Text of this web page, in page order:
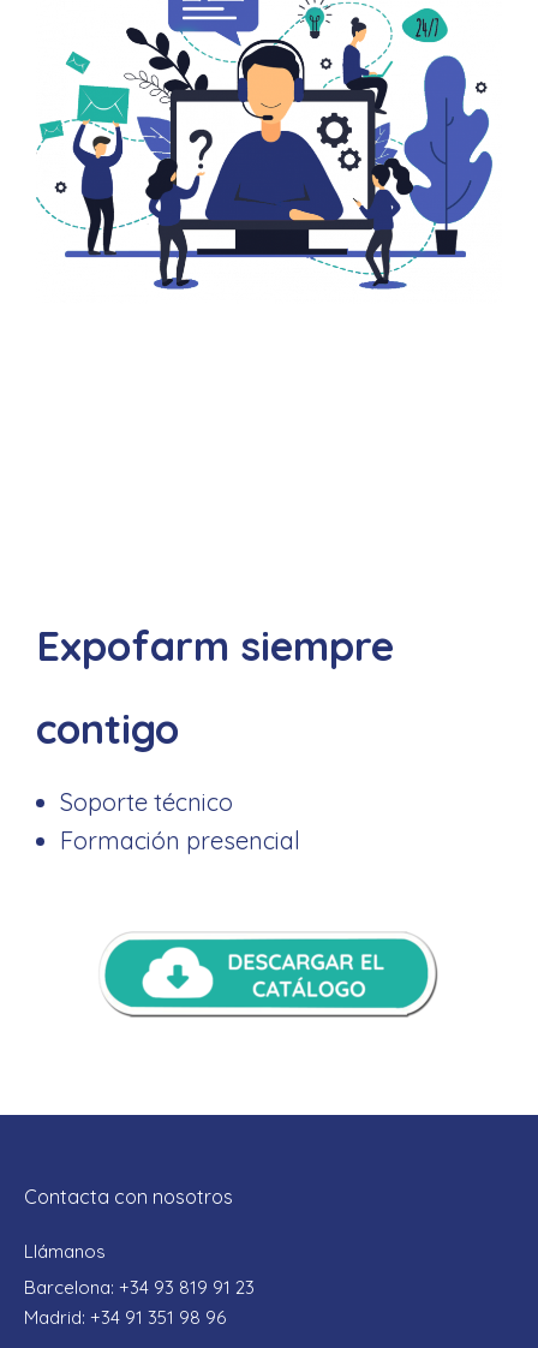
Expofarm siempre
contigo
Soporte técnico
Formación presencial
Contacta con nosotros
Llámanos
Barcelona: +34 93 819 91 23
Madrid: +34 91 351 98 96